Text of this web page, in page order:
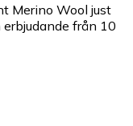
Merino Wool just
från 10